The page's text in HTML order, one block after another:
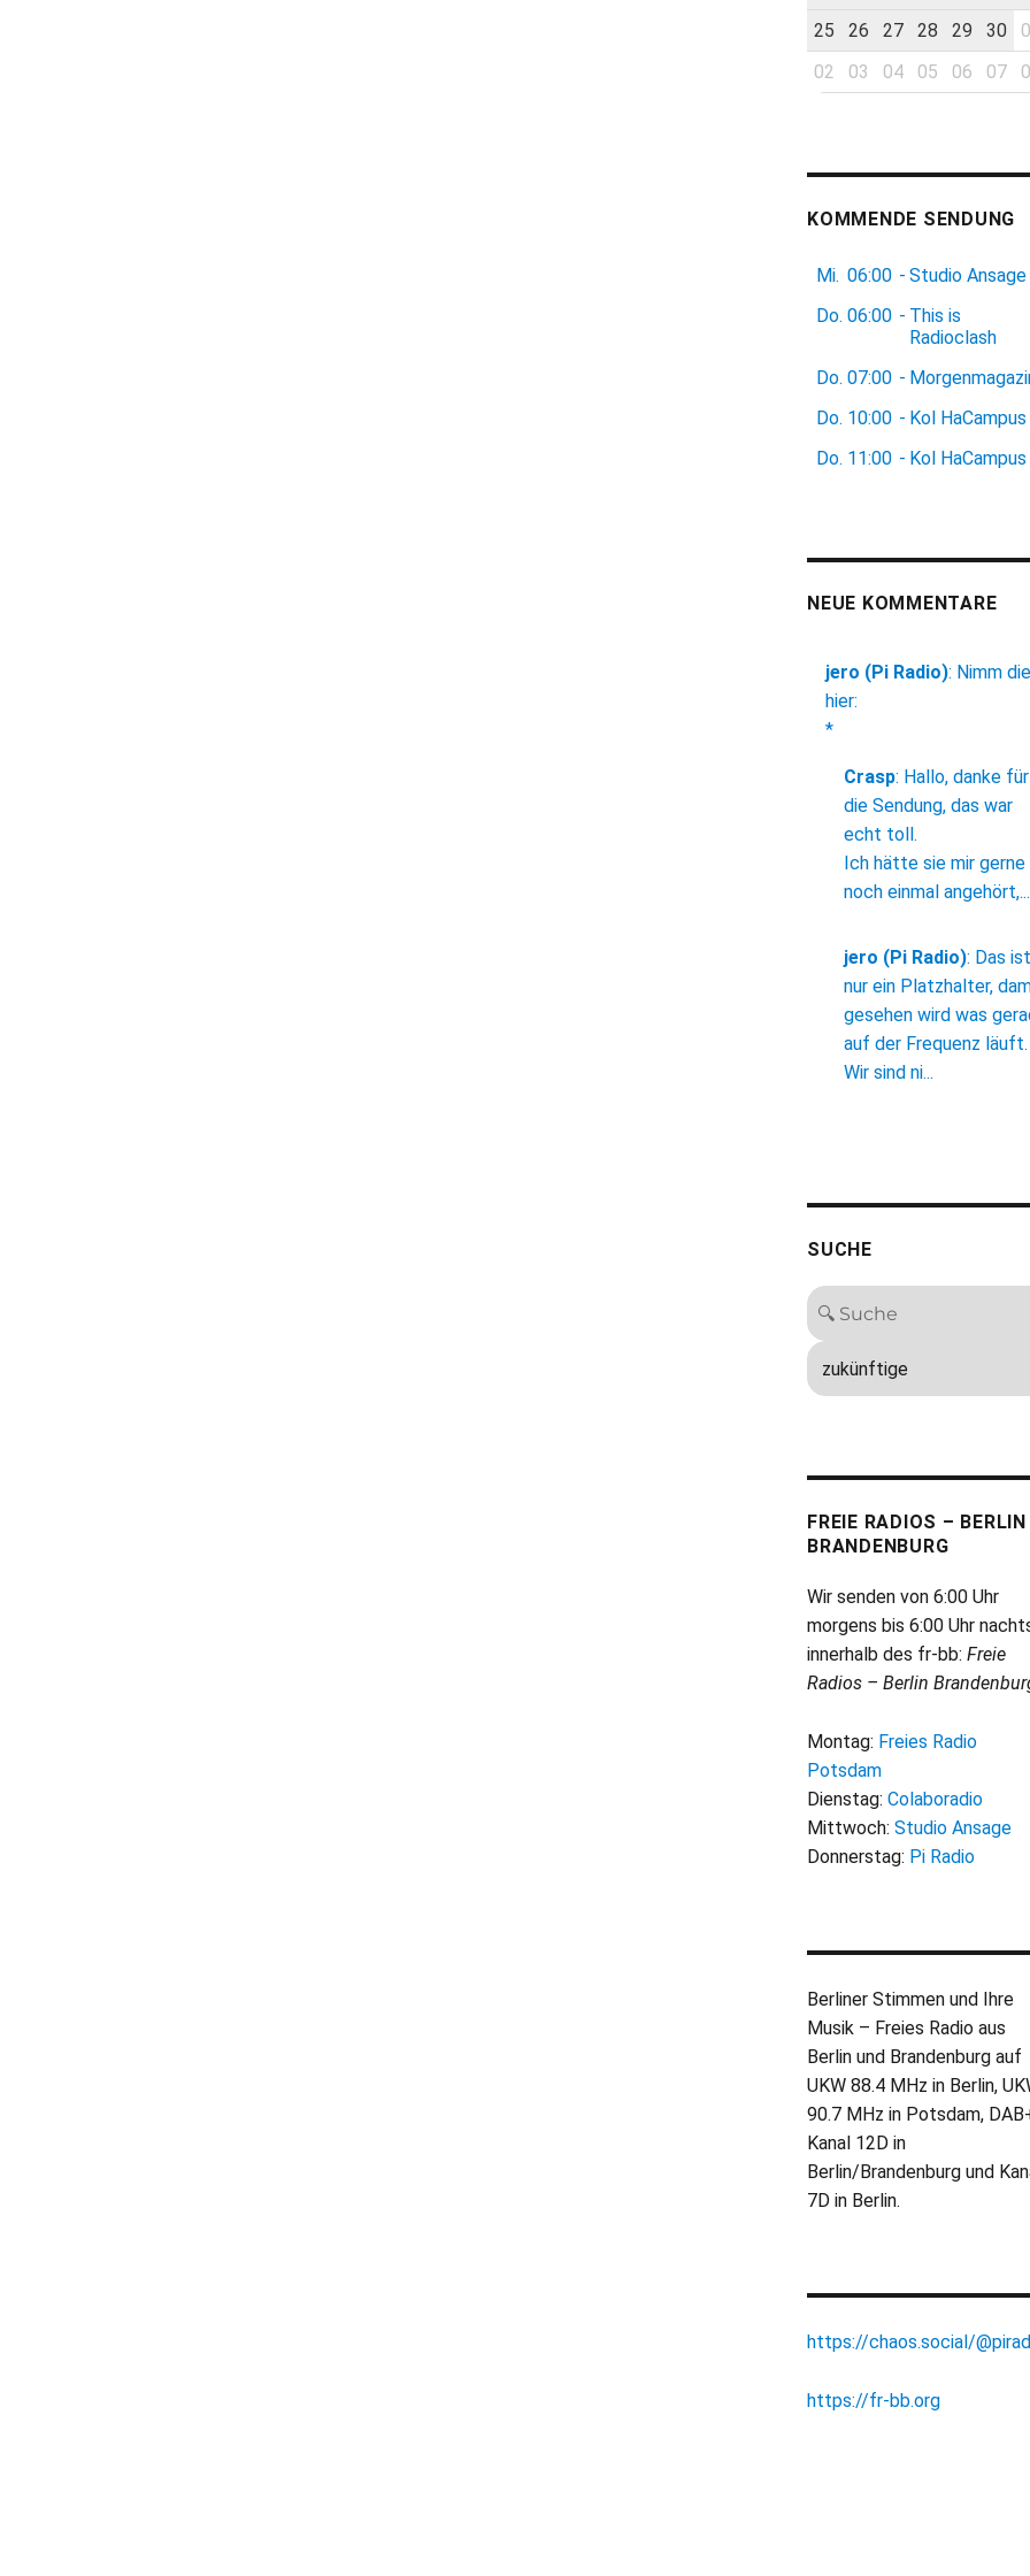
25
26 27 28 29 30
02
03 04 05 06 07
KOMMENDE SENDUNG
Mi. 06:00 - Studio Ansage
Do. 06:00 - This is
Radioclash
Do. 07:00 -
Do. 10:00 - Kol HaCampus
Do. 11:00 - Kol HaCampus
NEUE KOMMENTARE
jero (Pi Radio): Nimm die
hier:
*
Crasp: Hallo, danke für
die Sendung, das war
echt toll.
Ich hätte sie mir gerne
noch einmal angehört,...
jero (Pi Radio): Das ist
nur ein Platzhalter,
gesehen wird was
auf der Frequenz läuft.
Wir sind ni...
SUCHE
FREIE RADIOS – BERLIN
BRANDENBURG
Wir senden von 6:00 Uhr
morgens bis 6:00 Uhr
innerhalb des fr-bb: Freie
Radios – Berlin
Montag: Freies Radio
Potsdam
Dienstag: Colaboradio
Mittwoch: Studio Ansage
Donnerstag: Pi Radio
Berliner Stimmen und Ihre
Musik – Freies Radio aus
Berlin und Brandenburg auf
UKW 88.4 MHz in Berlin,
90.7 MHz in Potsdam,
Kanal 12D in
Berlin/Brandenburg und
7D in Berlin.
https://chaos.social/
https://fr-bb.org